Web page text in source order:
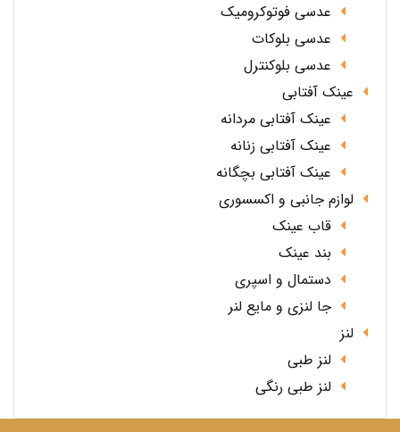
عدسی فوتوکرومیک
عدسی بلوکات
عدسی بلوکنترل
عینک آفتابی
عینک آفتابی مردانه
عینک آفتابی زنانه
عینک آفتابی بچگانه
لوازم جانبی و اکسسوری
قاب عینک
بند عینک
دستمال و اسپری
جا لنزی و مایع لنر
لنز
لنز طبی
لنز طبی رنگی